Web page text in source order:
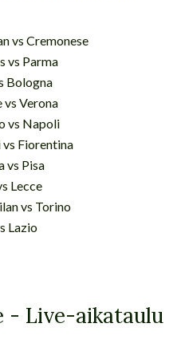
vs Cremonese
vs Parma
Bologna
vs Verona
vs Napoli
Fiorentina
vs Pisa
Lecce
vs Torino
Lazio
- Live-aikataulu